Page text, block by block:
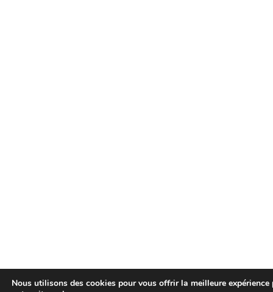
Nous utilisons des cookies pour vous offrir la meilleure expérience